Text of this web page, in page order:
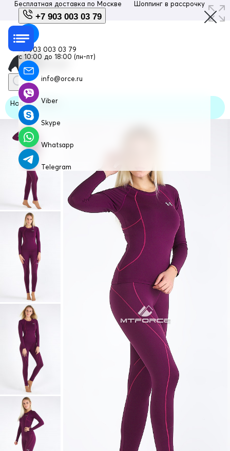
Бесплатная доставка по Москве Шоппинг в рассрочку
+7 903 003 03 79
+7 903 003 03 79
с 10:00 до 18:00 (пн-пт)
info@orce.ru
Viber
Skype
Whatsapp
Telegram
Новая модель